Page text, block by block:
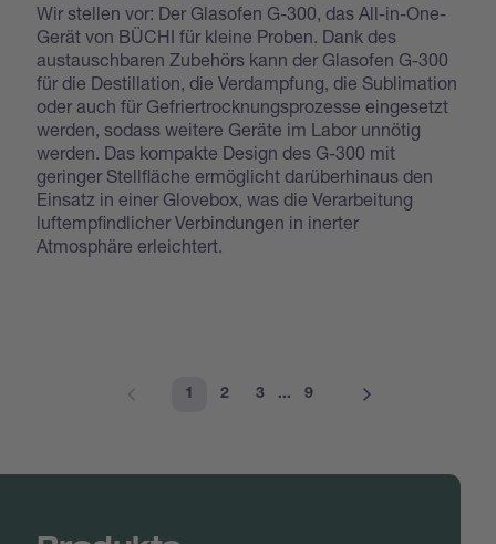
Wir stellen vor: Der Glasofen G-300, das All-in-One-
Gerät von BÜCHI für kleine Proben. Dank des
austauschbaren Zubehörs kann der Glasofen G-300
für die Destillation, die Verdampfung, die Sublimation
oder auch für Gefriertrocknungsprozesse eingesetzt
werden, sodass weitere Geräte im Labor unnötig
werden. Das kompakte Design des G-300 mit
geringer Stellfläche ermöglicht darüberhinaus den
Einsatz in einer Glovebox, was die Verarbeitung
luftempfindlicher Verbindungen in inerter
Atmosphäre erleichtert.
1 2 3 ... 9